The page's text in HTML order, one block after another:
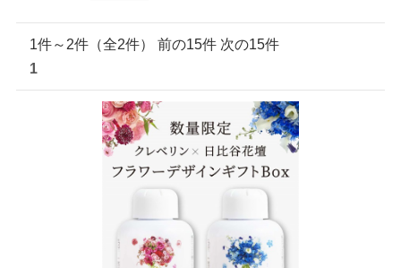
1件～2件（全2件） 前の15件 次の15件
1